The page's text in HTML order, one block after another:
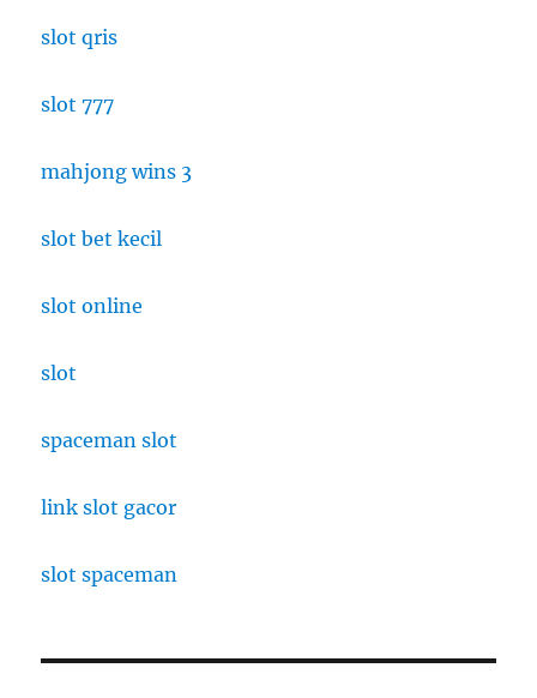
slot qris
slot 777
mahjong wins 3
slot bet kecil
slot online
slot
spaceman slot
link slot gacor
slot spaceman